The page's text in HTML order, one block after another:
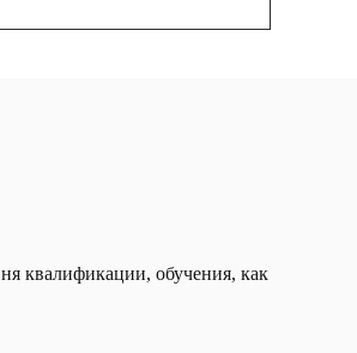
квалификации, обучения, как